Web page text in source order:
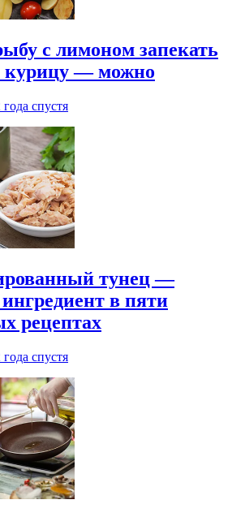
с лимоном запекать
курицу — можно
года спустя
тунец —
в пяти
рецептах
года спустя